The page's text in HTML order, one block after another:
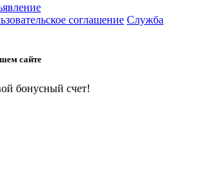
соглашение Служба
сайте
бонусный счет!